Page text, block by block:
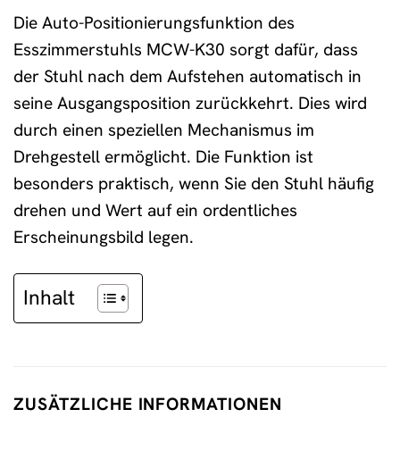
Die Auto-Positionierungsfunktion des
Esszimmerstuhls MCW-K30 sorgt dafür, dass
der Stuhl nach dem Aufstehen automatisch in
seine Ausgangsposition zurückkehrt. Dies wird
durch einen speziellen Mechanismus im
Drehgestell ermöglicht. Die Funktion ist
besonders praktisch, wenn Sie den Stuhl häufig
drehen und Wert auf ein ordentliches
Erscheinungsbild legen.
Inhalt
ZUSÄTZLICHE INFORMATIONEN